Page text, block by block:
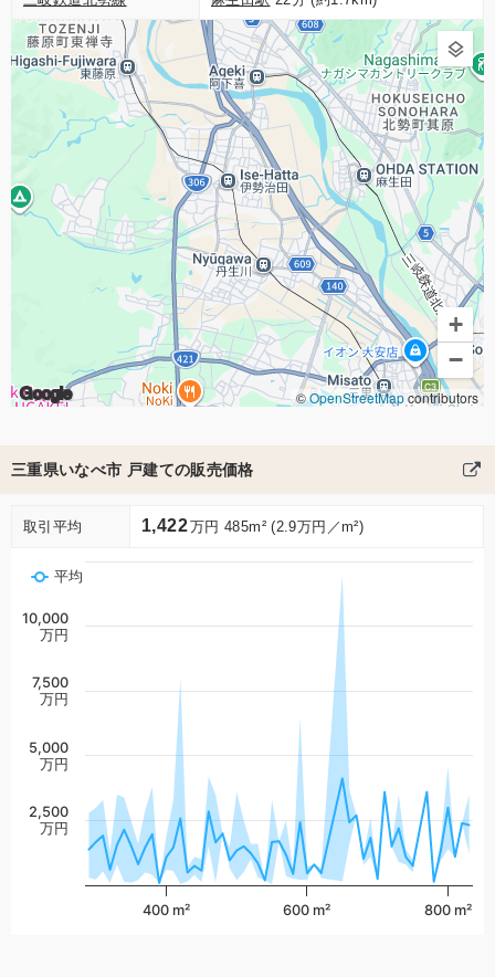
Google
+
−
©OpenStreetMapcontributors
三重県いなべ市 戸建ての販売価格
取引平均 1,422万円 485m² (2.9万円／m²)
平均
400 m² 600 m² 800 m²
2,500
万円
5,000
万円
7,500
万円
10,000
万円